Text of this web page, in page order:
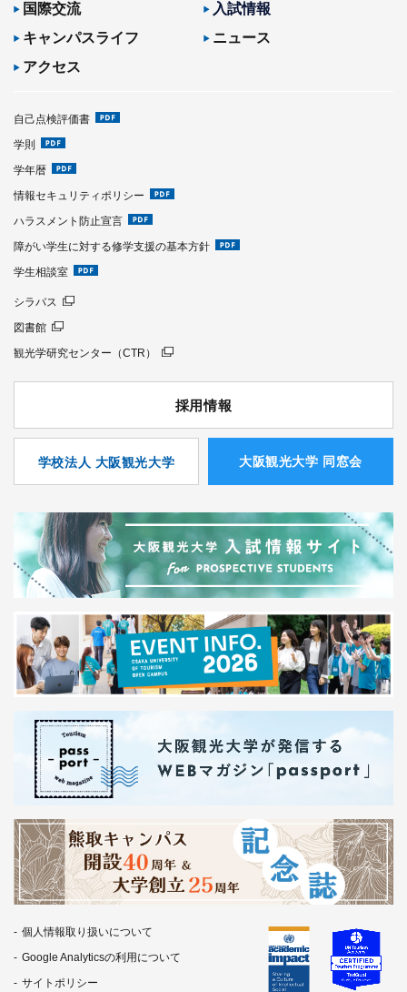
国際交流
入試情報
キャンパスライフ
ニュース
アクセス
自己点検評価書
学則
学年暦
情報セキュリティポリシー
ハラスメント防止宣言
障がい学生に対する修学支援の基本方針
学生相談室
シラバス
図書館
観光学研究センター（CTR）
採用情報
学校法人 大阪観光大学 ⼤阪観光⼤学 同窓会
個人情報取り扱いについて
Google Analyticsの利用について
サイトポリシー